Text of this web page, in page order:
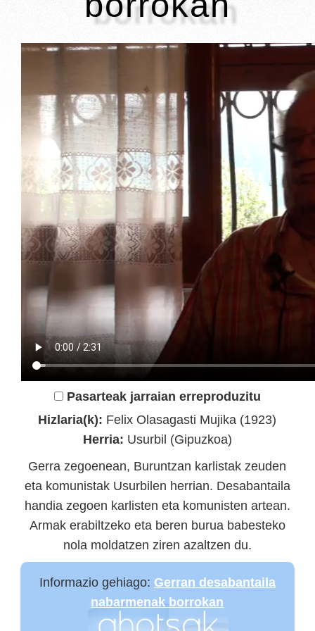
Pasarteak jarraian erreproduzitu
Hizlaria(k): Felix Olasagasti Mujika (1923)
Herria: Usurbil (Gipuzkoa)
Gerra zegoenean, Buruntzan karlistak zeuden
eta komunistak Usurbilen herrian. Desabantaila
handia zegoen karlisten eta komunisten artean.
Armak erabiltzeko eta beren burua babesteko
nola moldatzen ziren azaltzen du.
Informazio gehiago: Gerran desabantaila
nabarmenak borrokan